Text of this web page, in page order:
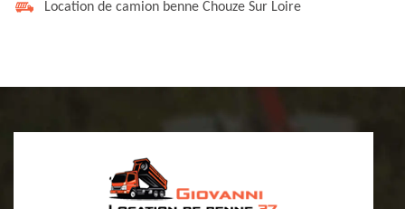
Location de camion benne Chouze Sur Loire